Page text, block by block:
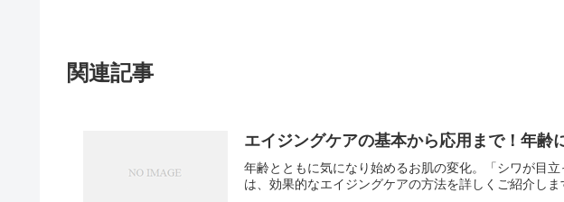
関連記事
エイジングケアの基本から応用まで！年齢
年齢とともに気になり始めるお肌の変化。「シワが目
は、効果的なエイジングケアの方法を詳しくご紹介し